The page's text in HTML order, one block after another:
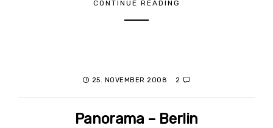
CONTINUE READING
25. NOVEMBER 2008 2
Panorama – Berlin